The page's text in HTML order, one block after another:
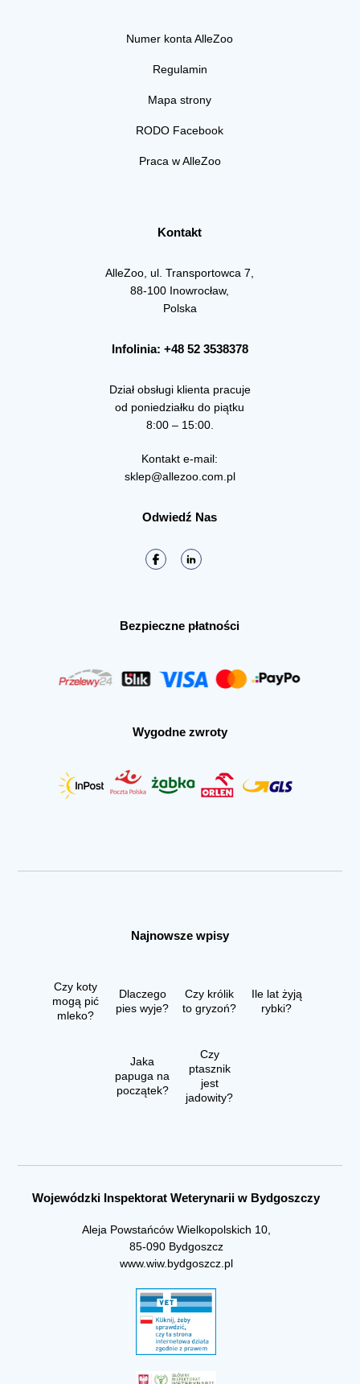
Numer konta AlleZoo
Regulamin
Mapa strony
RODO Facebook
Praca w AlleZoo
Kontakt
AlleZoo, ul. Transportowca 7,
88-100 Inowrocław,
Polska
Infolinia: +48 52 3538378
Dział obsługi klienta pracuje
od poniedziałku do piątku
8:00 – 15:00.
Kontakt e-mail:
sklep@allezoo.com.pl
Odwiedź Nas
Bezpieczne płatności
Wygodne zwroty
Najnowsze wpisy
Czy koty
mogą pić
mleko?
Dlaczego
pies wyje?
Czy królik
to gryzoń?
Ile lat żyją
rybki?
Jaka
papuga na
początek?
Czy
ptasznik
jest
jadowity?
Wojewódzki Inspektorat Weterynarii w Bydgoszczy
Aleja Powstańców Wielkopolskich 10,
85-090 Bydgoszcz
www.wiw.bydgoszcz.pl